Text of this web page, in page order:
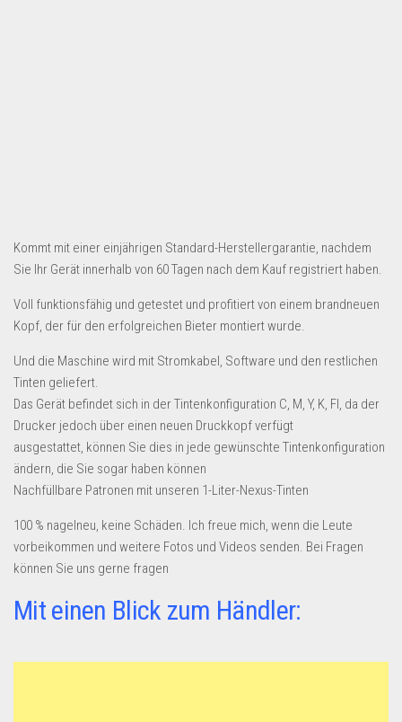
Kostenlos Registrieren
Kommt mit einer einjährigen Standard-Herstellergarantie, nachdem
Sie Ihr Gerät innerhalb von 60 Tagen nach dem Kauf registriert haben.
Voll funktionsfähig und getestet und profitiert von einem brandneuen
Kopf, der für den erfolgreichen Bieter montiert wurde.
Und die Maschine wird mit Stromkabel, Software und den restlichen
Tinten geliefert.
Das Gerät befindet sich in der Tintenkonfiguration C, M, Y, K, Fl, da der
Drucker jedoch über einen neuen Druckkopf verfügt
ausgestattet, können Sie dies in jede gewünschte Tintenkonfiguration
ändern, die Sie sogar haben können
Nachfüllbare Patronen mit unseren 1-Liter-Nexus-Tinten
100 % nagelneu, keine Schäden. Ich freue mich, wenn die Leute
vorbeikommen und weitere Fotos und Videos senden. Bei Fragen
können Sie uns gerne fragen
Mit einen Blick zum Händler: